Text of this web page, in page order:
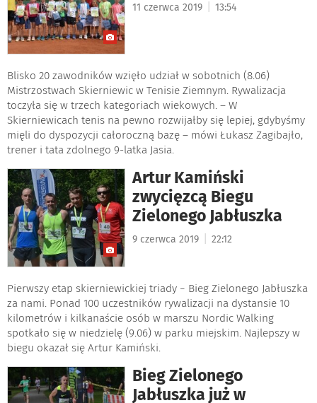
11 czerwca 2019 13:54
Blisko 20 zawodników wzięło udział w sobotnich (8.06)
Mistrzostwach Skierniewic w Tenisie Ziemnym. Rywalizacja
toczyła się w trzech kategoriach wiekowych. – W
Skierniewicach tenis na pewno rozwijałby się lepiej, gdybyśmy
mięli do dyspozycji całoroczną bazę – mówi Łukasz Zagibajło,
trener i tata zdolnego 9-latka Jasia.
Artur Kamiński
zwycięzcą Biegu
Zielonego Jabłuszka
9 czerwca 2019 22:12
Pierwszy etap skierniewickiej triady − Bieg Zielonego Jabłuszka
za nami. Ponad 100 uczestników rywalizacji na dystansie 10
kilometrów i kilkanaście osób w marszu Nordic Walking
spotkało się w niedzielę (9.06) w parku miejskim. Najlepszy w
biegu okazał się Artur Kamiński.
Bieg Zielonego
Jabłuszka już w